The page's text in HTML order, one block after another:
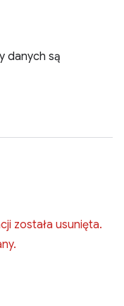
danych są
została usunięta.